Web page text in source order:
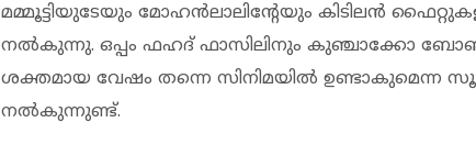
മമ്മൂട്ടിയുടേയും മോഹൻലാലിന്റേയും കിടിലൻ
നൽകുന്നു. ഒപ്പം ഫഹദ് ഫാസിലിനും കുഞ്ചാക്കോ
ശക്തമായ വേഷം തന്നെ സിനിമയിൽ ഉണ്ടാകുമെന്ന
നൽകുന്നുണ്ട്.